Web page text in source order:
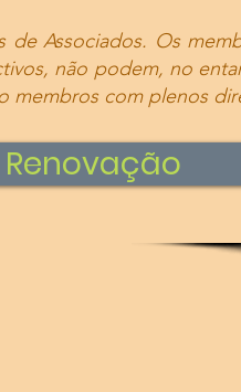
Associados. Os
não podem, no
membros com plenos